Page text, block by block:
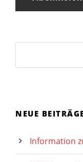
NEUE
Information